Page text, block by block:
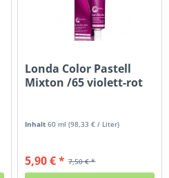
Londa Color Pastell
Mixton /65 violett-rot
Inhalt60 ml(98,33 € / Liter)
7,50 € *
5,90 € *